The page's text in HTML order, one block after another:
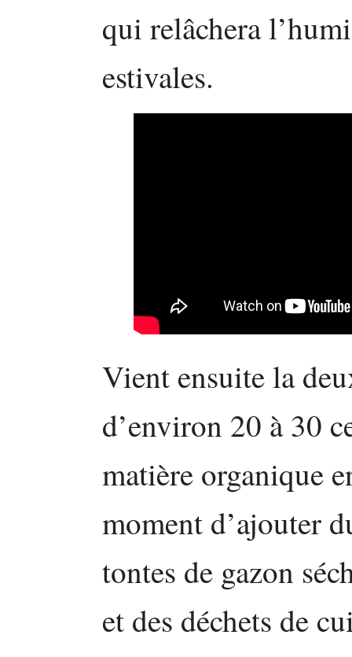
qui relâchera
estivales.
Vient ensuite la
d’environ 20 à 30
matière organique
moment d’ajouter
tontes de gazon
et des déchets de